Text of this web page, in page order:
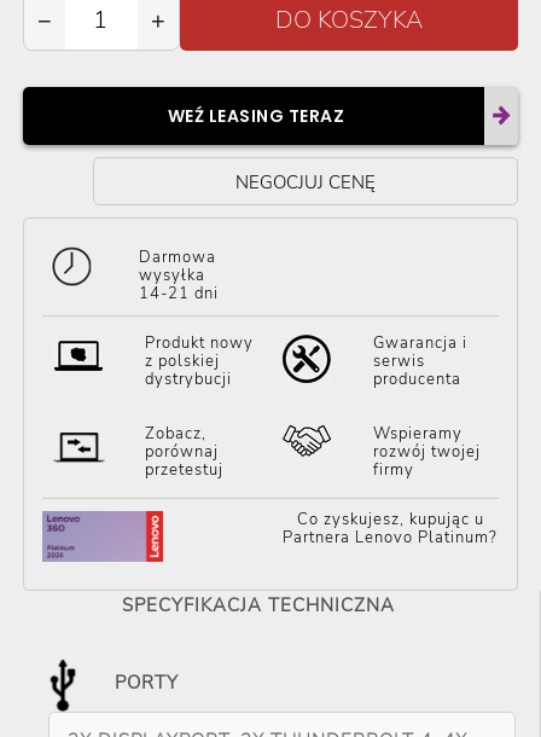
− +
WEŹ LEASING TERAZ
NEGOCJUJ CENĘ
Darmowa
wysyłka
14-21 dni
Produkt nowy
z polskiej
dystrybucji
Gwarancja i
serwis
producenta
Zobacz,
porównaj
przetestuj
Wspieramy
rozwój twojej
firmy
Co zyskujesz, kupując u
Partnera Lenovo Platinum?
SPECYFIKACJA TECHNICZNA
PORTY